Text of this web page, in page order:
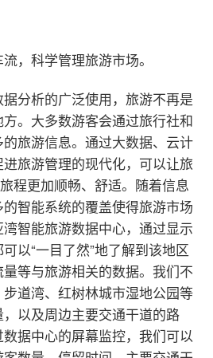
，科学管理旅游市场。
分析的广泛使用，旅游不再是
。大多数游客会通过旅行社和
旅游信息。通过大数据、云计
旅游管理的现代化，可以让旅
程更加顺畅、舒适。随着信息
智能系统的覆盖使得旅游市场
智能旅游数据中心，通过显示
以“一目了然”地了解到该地区
等与旅游相关的数据。我们不
道湾、红树林城市湿地公园等
以及周边主要交通干道的路
据中心的屏幕监控，我们可以